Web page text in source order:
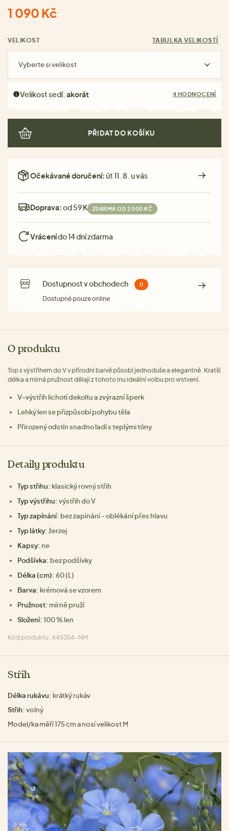
1 090 Kč
VELIKOST TABULKA VELIKOSTÍ
Vyberte si velikost
Velikost sedí:akorát 4 HODNOCENÍ
PŘIDAT DO KOŠÍKU
Očekávané doručení:út 11. 8. u vás
Doprava:od 59 Kč ZDARMA OD 2 000 KČ
Vrácenído 14 dní zdarma
Dostupnost v obchodech 0
Dostupné pouze online
O produktu
Top s výstřihem do V v přírodní barvě působí jednoduše a elegantně. Kratší
délka a mírná pružnost dělají z tohoto lnu ideální volbu pro vrstvení.
V‑výstřih lichotí dekoltu a zvýrazní šperk
Lehký len se přizpůsobí pohybu těla
Přirozený odstín snadno ladí s teplými tóny
Detaily produktu
Typ střihu: klasický rovný střih
Typ výstřihu: výstřih do V
Typ zapínání: bez zapínání - oblékání přes hlavu
Typ látky: žerzej
Kapsy: ne
Podšívka: bez podšívky
Délka (cm): 60 (L)
Barva: krémová se vzorem
Pružnost: mírně pruží
Složení: 100 % len
Kód produktu: 445354-NM
Střih
Délka rukávu: krátký rukáv
Střih: volný
Model/ka měří 175 cm a nosí velikost M